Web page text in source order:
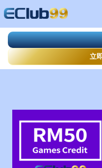
立